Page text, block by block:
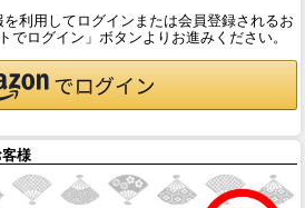
利用してログインまたは会員登録されるお
でログイン」ボタンよりお進みください。
様